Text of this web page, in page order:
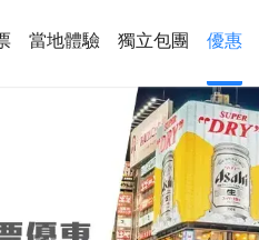
當地體驗 獨立包團 優惠